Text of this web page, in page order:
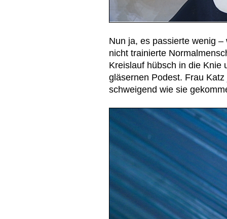
Nun ja, es passierte wenig
nicht trainierte
Kreislauf hübsch in die Knie
gläsernen Podest. Frau
schweigend wie sie